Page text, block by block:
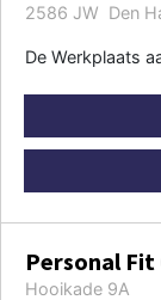
2586 JW Den
De Werkplaats
Personal Fit
Hooikade 9A